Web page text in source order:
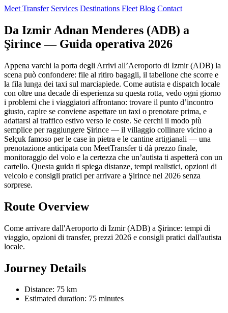
Meet Transfer Services Destinations Fleet Blog Contact
Da Izmir Adnan Menderes (ADB) a
Şirince — Guida operativa 2026
Appena varchi la porta degli Arrivi all’Aeroporto di Izmir (ADB) la
scena può confondere: file al ritiro bagagli, il tabellone che scorre e
la fila lunga dei taxi sul marciapiede. Come autista e dispatch locale
con oltre una decade di esperienza su questa rotta, vedo ogni giorno
i problemi che i viaggiatori affrontano: trovare il punto d’incontro
giusto, capire se conviene aspettare un taxi o prenotare prima, e
adattarsi al traffico estivo verso le coste. Se cerchi il modo più
semplice per raggiungere Şirince — il villaggio collinare vicino a
Selçuk famoso per le case in pietra e le cantine artigianali — una
prenotazione anticipata con MeetTransfer ti dà prezzo finale,
monitoraggio del volo e la certezza che un’autista ti aspetterà con un
cartello. Questa guida ti spiega distanze, tempi realistici, opzioni di
veicolo e consigli pratici per arrivare a Şirince nel 2026 senza
sorprese.
Route Overview
Come arrivare dall'Aeroporto di Izmir (ADB) a Şirince: tempi di
viaggio, opzioni di transfer, prezzi 2026 e consigli pratici dall'autista
locale.
Journey Details
Distance: 75 km
Estimated duration: 75 minutes